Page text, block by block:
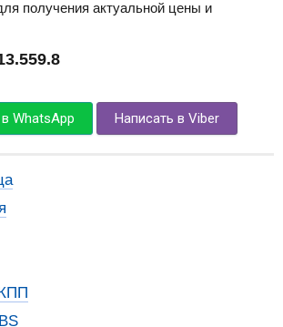
получения актуальной цены и
WhatsApp Написать в Viber